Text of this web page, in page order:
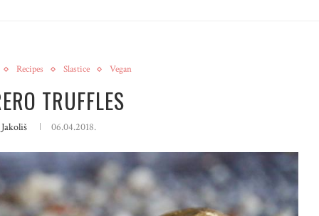
Recipes Slastice Vegan
TRUFFLES
06.04.2018.